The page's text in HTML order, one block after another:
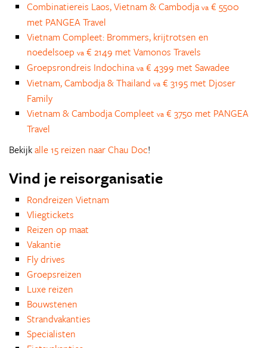
Combinatiereis Laos, Vietnam & Cambodja va € 5500
met PANGEA Travel
Vietnam Compleet: Brommers, krijtrotsen en
noedelsoep va € 2149 met Vamonos Travels
Groepsrondreis Indochina va € 4399 met Sawadee
Vietnam, Cambodja & Thailand va € 3195 met Djoser
Family
Vietnam & Cambodja Compleet va € 3750 met PANGEA
Travel
Bekijkalle 15 reizen naar Chau Doc!
Vind je reisorganisatie
Rondreizen Vietnam
Vliegtickets
Reizen op maat
Vakantie
Fly drives
Groepsreizen
Luxe reizen
Bouwstenen
Strandvakanties
Specialisten